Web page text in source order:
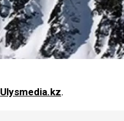
Ulysmedia.kz.